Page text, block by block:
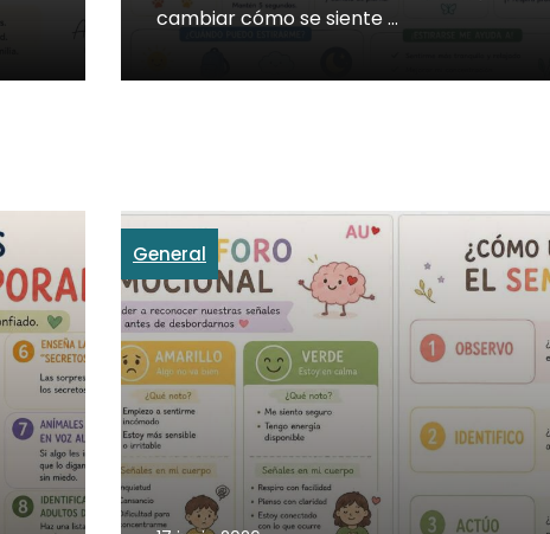
cambiar cómo se siente …
General